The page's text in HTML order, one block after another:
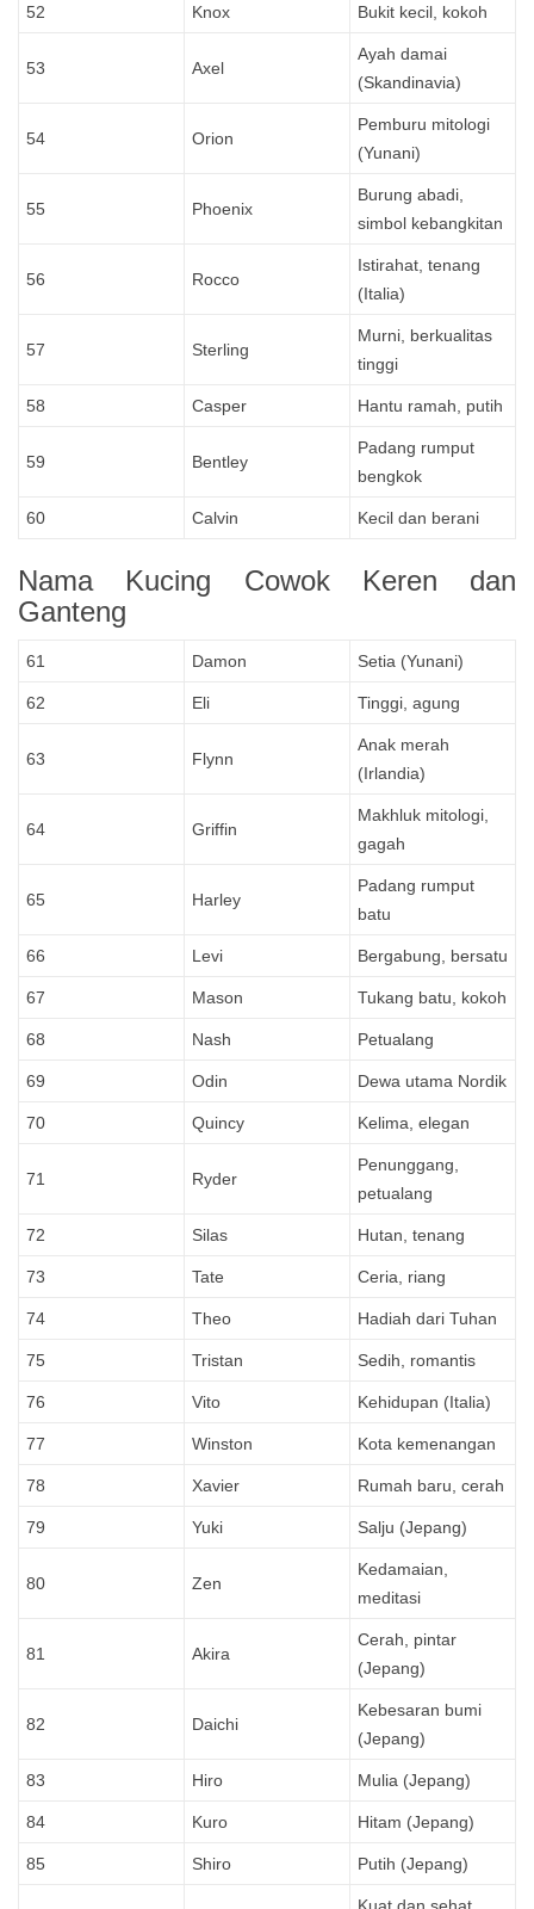
52 Knox Bukit kecil, kokoh
53 Axel
Ayah damai
(Skandinavia)
54 Orion
Pemburu mitologi
(Yunani)
55 Phoenix
Burung abadi,
simbol kebangkitan
56 Rocco
Istirahat, tenang
(Italia)
57 Sterling
Murni, berkualitas
tinggi
58 Casper Hantu ramah, putih
59 Bentley
Padang rumput
bengkok
60 Calvin Kecil dan berani
Nama Kucing Cowok Keren dan
Ganteng
61 Damon Setia (Yunani)
62 Eli Tinggi, agung
63 Flynn
Anak merah
(Irlandia)
64 Griffin
Makhluk mitologi,
gagah
65 Harley
Padang rumput
batu
66 Levi Bergabung, bersatu
67 Mason Tukang batu, kokoh
68 Nash Petualang
69 Odin Dewa utama Nordik
70 Quincy Kelima, elegan
71 Ryder
Penunggang,
petualang
72 Silas Hutan, tenang
73 Tate Ceria, riang
74 Theo Hadiah dari Tuhan
75 Tristan Sedih, romantis
76 Vito Kehidupan (Italia)
77 Winston Kota kemenangan
78 Xavier Rumah baru, cerah
79 Yuki Salju (Jepang)
80 Zen
Kedamaian,
meditasi
81 Akira
Cerah, pintar
(Jepang)
82 Daichi
Kebesaran bumi
(Jepang)
83 Hiro Mulia (Jepang)
84 Kuro Hitam (Jepang)
85 Shiro Putih (Jepang)